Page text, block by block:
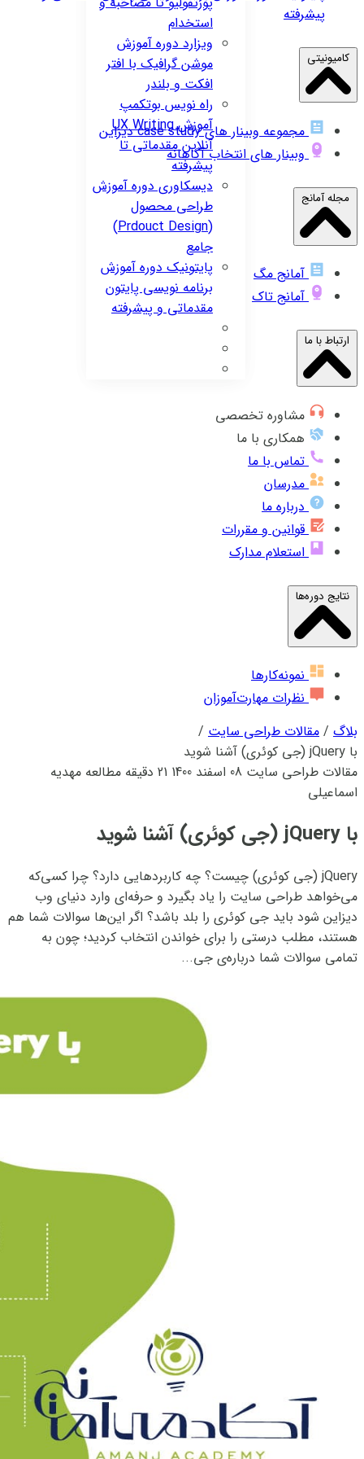
استخدام
ویزارددوره آموزش
موشن گرافیک با افتر
افکت و بلندر
راه نویسبوتکمپ
آموزش UX Writing
آنلاین مقدماتی تا
پیشرفته
دیسکاوریدوره آموزش
طراحی محصول
(Prdouct Design)
جامع
پایتونیکدوره آموزش
برنامه نویسی پایتون
مقدماتی و پیشرفته
پیشرفته
کامیونیتی
مجموعه وبینار های case study دیزاین
وبینار های انتخاب آگاهانه
مجله آمانج
آمانج مگ
آمانج تاک
ارتباط با ما
مشاوره تخصصی
همکاری با ما
تماس با ما
مدرسان
درباره ما
قوانین و مقررات
استعلام مدارک
نتایج دوره‌ها
نمونه‌کارها
نظرات مهارت‌آموزان
بلاگ / مقالات طراحی سایت /
با jQuery (جی کوئری) آشنا شوید
مقالات طراحی سایت 08 اسفند 1400 21 دقیقه مطالعه
مهدیه
اسماعیلی
با jQuery (جی کوئری) آشنا شوید
jQuery (جی کوئری) چیست؟ چه کاربردهایی دارد؟ چرا کسی‌که
می‌خواهد طراحی سایت را یاد بگیرد و حرفه‌ای وارد دنیای وب
دیزاین شود باید جی کوئری را بلد باشد؟ اگر این‌ها سوالات شما هم
هستند، مطلب درستی را برای خواندن انتخاب کردید؛ چون به
تمامی سوالات شما درباره‌ی جی...